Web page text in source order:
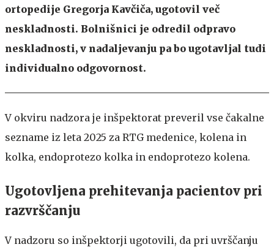
ortopedije Gregorja Kavčiča, ugotovil več
neskladnosti. Bolnišnici je odredil odpravo
neskladnosti, v nadaljevanju pa bo ugotavljal tudi
individualno odgovornost.
V okviru nadzora je inšpektorat preveril vse čakalne
sezname iz leta 2025 za RTG medenice, kolena in
kolka, endoprotezo kolka in endoprotezo kolena.
Ugotovljena prehitevanja pacientov pri
razvrščanju
V nadzoru so inšpektorji ugotovili, da pri uvrščanju